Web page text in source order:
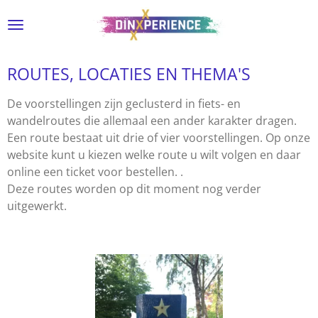
direct
de
hoofdinhoud
ROUTES, LOCATIES EN THEMA'S
De voorstellingen zijn geclusterd in fiets- en
wandelroutes die allemaal een ander karakter dragen.
Een route bestaat uit drie of vier voorstellingen. Op onze
website kunt u kiezen welke route u wilt volgen en daar
online een ticket voor bestellen. .
Deze routes worden op dit moment nog verder
uitgewerkt.